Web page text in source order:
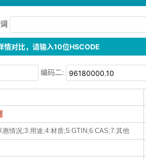
情对比，请输入10位HSCODE
编码二:
惠情况;3:用途;4:材质;5:GTIN;6:CAS;7:其他